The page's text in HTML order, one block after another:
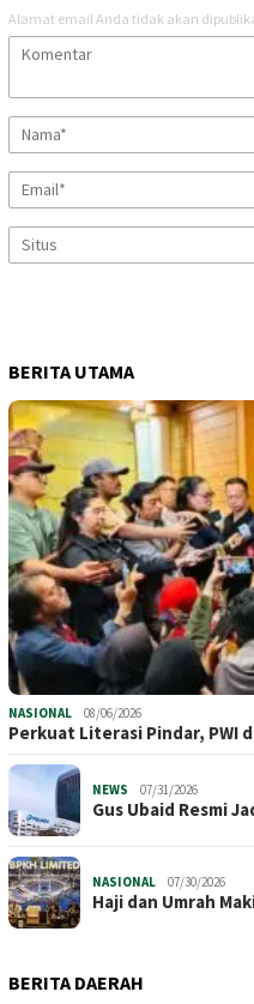
Alamat email Anda tidak akan
BERITA UTAMA
NASIONAL 08/06/2026
Perkuat Literasi Pindar, PWI
NEWS 07/31/2026
​Gus Ubaid Resmi
NASIONAL 07/30/2026
Haji dan Umrah
BERITA DAERAH